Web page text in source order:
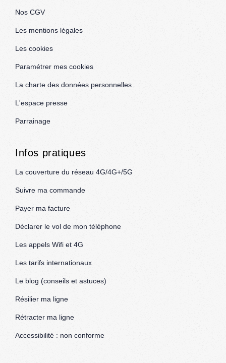
Nos CGV
Les mentions légales
Les cookies
Paramétrer mes cookies
La charte des données personnelles
L'espace presse
Parrainage
Infos pratiques
La couverture du réseau 4G/4G+/5G
Suivre ma commande
Payer ma facture
Déclarer le vol de mon téléphone
Les appels Wifi et 4G
Les tarifs internationaux
Le blog (conseils et astuces)
Résilier ma ligne
Rétracter ma ligne
Accessibilité : non conforme